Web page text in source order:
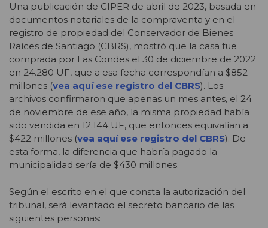
Una publicación de CIPER de abril de 2023, basada en
documentos notariales de la compraventa y en el
registro de propiedad del Conservador de Bienes
Raíces de Santiago (CBRS), mostró que la casa fue
comprada por Las Condes el 30 de diciembre de 2022
en 24.280 UF, que a esa fecha correspondían a $852
millones (vea aquí ese registro del CBRS). Los
archivos confirmaron que apenas un mes antes, el 24
de noviembre de ese año, la misma propiedad había
sido vendida en 12.144 UF, que entonces equivalían a
$422 millones (vea aquí ese registro del CBRS). De
esta forma, la diferencia que habría pagado la
municipalidad sería de $430 millones.
Según el escrito en el que consta la autorización del
tribunal, será levantado el secreto bancario de las
siguientes personas: